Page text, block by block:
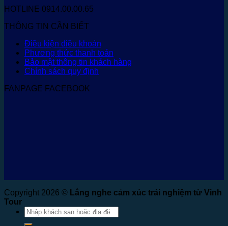
HOTLINE 0914.00.00.65
THÔNG TIN CẦN BIẾT
Điều kiện điều khoản
Phương thức thanh toán
Bảo mật thông tin khách hàng
Chính sách quy định
FANPAGE FACEBOOK
Copyright 2026 © Lắng nghe cảm xúc trải nghiệm từ Vinh
Tour
Tìm
kiếm: